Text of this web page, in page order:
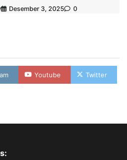
Desember 3, 2025 0
Youtube Twitter